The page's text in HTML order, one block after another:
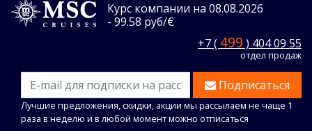
Курс компании на 08.08.2026
- 99.58 руб/€
+7 ( 499 ) 404 09 55
отдел продаж
Подписаться
Лучшие предложения, скидки, акции мы рассылаем не чаще 1
раза в неделю и в любой момент можно отписаться